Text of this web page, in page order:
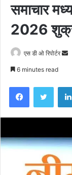
समाचार
2026
एस डी ओ रिपोर्टर
6 minutes read
Facebook